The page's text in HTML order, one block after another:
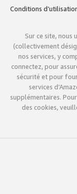
Conditions
Sur ce site, nous
(collectivement
nos services, y
connectez, pour
sécurité et pour
services
supplémentaires.
des cookies,